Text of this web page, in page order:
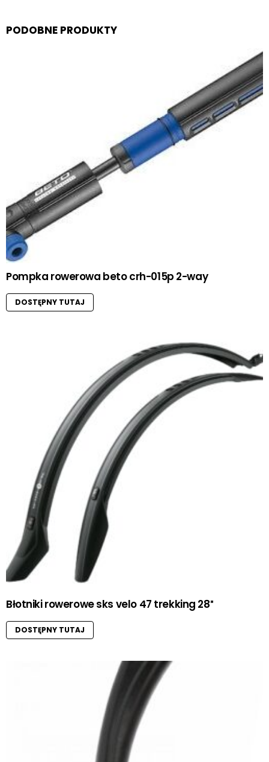
PODOBNE PRODUKTY
Pompka rowerowa beto crh-015p 2-way
DOSTĘPNY TUTAJ
Błotniki rowerowe sks velo 47 trekking 28″
DOSTĘPNY TUTAJ